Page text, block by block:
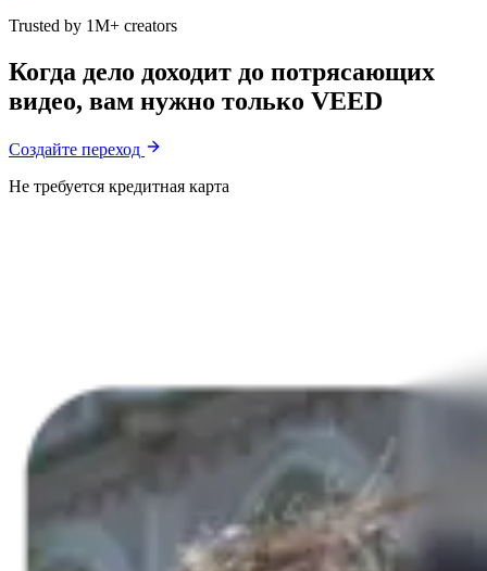
Trusted by 1M+ creators
Когда дело доходит до потрясающих
видео, вам нужно только VEED
Создайте переход
Не требуется кредитная карта